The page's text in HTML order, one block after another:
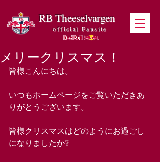
RB Theeselvargen
official Fansite
メリークリスマス！
皆様こんにちは。
いつもホームページをご覧いただきあ
りがとうございます。
皆様クリスマスはどのようにお過ごし
になりましたか❔